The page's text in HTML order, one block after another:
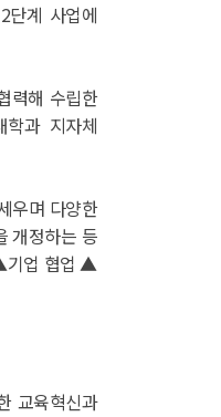
단계 사업에
력해 수립한
과 지자체
우며 다양한
개정하는 등
기업 협업 ▲
교육혁신과